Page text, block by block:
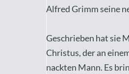
Alfred Grimm seine
Geschrieben hat sie
Christus, der an
nackten Mann. Es